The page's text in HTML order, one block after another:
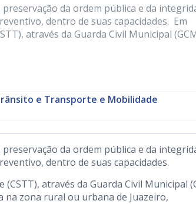
da ordem pública e da
dentro de suas capacidades. Em
através da Guarda Civil Municipal
e Transporte e Mobilidade
da ordem pública e da
dentro de suas capacidades.
através da Guarda Civil Municipal
zona rural ou urbana de Juazeiro,